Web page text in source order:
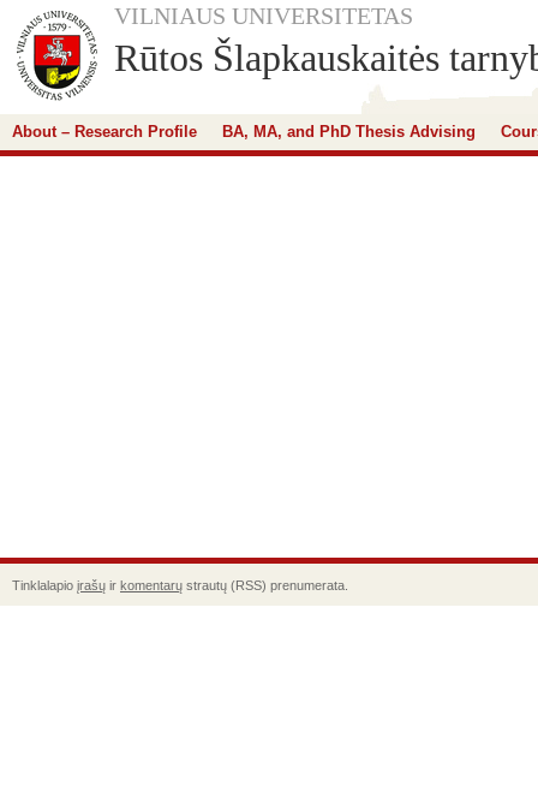
VILNIAUS UNIVERSITETAS
Rūtos Šlapkauskaitės
About – Research Profile BA, MA, and PhD Thesis Advising
Tinklalapio įrašų ir komentarų strautų (RSS) prenumerata.